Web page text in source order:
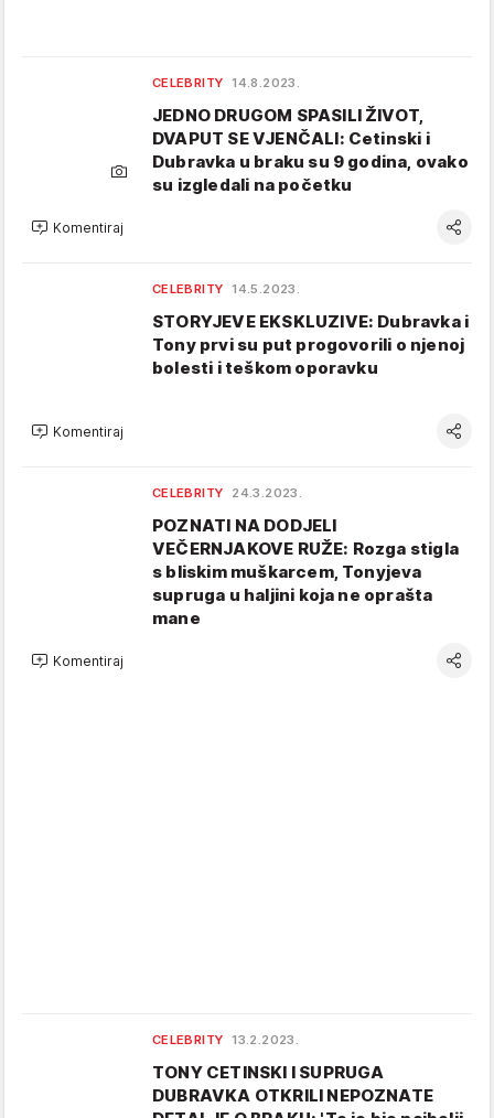
CELEBRITY 14.8.2023.
JEDNO DRUGOM SPASILI ŽIVOT,
DVAPUT SE VJENČALI: Cetinski i
Dubravka u braku su 9 godina, ovako
su izgledali na početku
Komentiraj
CELEBRITY 14.5.2023.
STORYJEVE EKSKLUZIVE: Dubravka i
Tony prvi su put progovorili o njenoj
bolesti i teškom oporavku
Komentiraj
CELEBRITY 24.3.2023.
POZNATI NA DODJELI
VEČERNJAKOVE RUŽE: Rozga stigla
s bliskim muškarcem, Tonyjeva
supruga u haljini koja ne oprašta
mane
Komentiraj
CELEBRITY 13.2.2023.
TONY CETINSKI I SUPRUGA
DUBRAVKA OTKRILI NEPOZNATE